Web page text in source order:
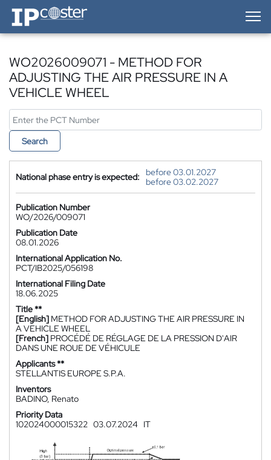
IP-Coster — Home
WO2026009071 - METHOD FOR
ADJUSTING THE AIR PRESSURE IN A
VEHICLE WHEEL
Search
National phase entry is expected:
before 03.01.2027
before 03.02.2027
Publication Number
WO/2026/009071
Publication Date
08.01.2026
International Application No.
PCT/IB2025/056198
International Filing Date
18.06.2025
Title **
[English] METHOD FOR ADJUSTING THE AIR PRESSURE IN
A VEHICLE WHEEL
[French] PROCÉDÉ DE RÉGLAGE DE LA PRESSION D'AIR
DANS UNE ROUE DE VÉHICULE
Applicants **
STELLANTIS EUROPE S.P.A.
Inventors
BADINO, Renato
Priority Data
102024000015322 03.07.2024 IT